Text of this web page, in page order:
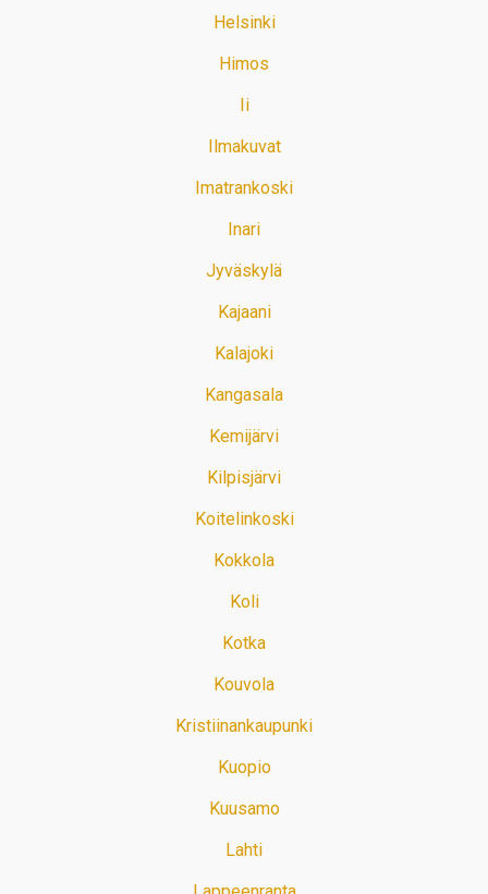
Helsinki
Himos
Ii
Ilmakuvat
Imatrankoski
Inari
Jyväskylä
Kajaani
Kalajoki
Kangasala
Kemijärvi
Kilpisjärvi
Koitelinkoski
Kokkola
Koli
Kotka
Kouvola
Kristiinankaupunki
Kuopio
Kuusamo
Lahti